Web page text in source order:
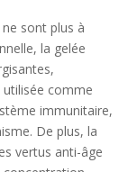
sont plus à
la gelée
comme
immunitaire,
De plus, la
vertus anti-âge